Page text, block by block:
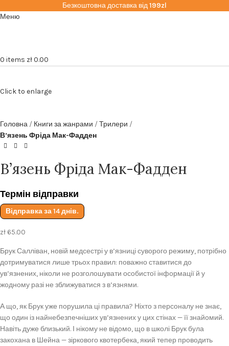
Безкоштовна доставка від199zl
Меню
0 items zł0.00
Click to enlarge
Головна Книги за жанрами
Трилери
В’язень Фріда Мак-Фадден
В’язень Фріда Мак-Фадден
Термін відправки
Відправка за 14 днів.
zł 65.00
Брук Салліван, новій медсестрі у в’язниці суворого режиму, потрібно
дотримуватися лише трьох правил: поважно ставитися до
ув’язнених, ніколи не розголошувати особистої інформації й у
жодному разі не зближуватися з в’язнями.
А що, як Брук уже порушила ці правила? Ніхто з персоналу не знає,
що один із найнебезпечніших ув’язнених у цих стінах — її знайомий.
Навіть дуже близький. І нікому не відомо, що в школі Брук була
закохана в Шейна — зіркового квотербека, який тепер проводить